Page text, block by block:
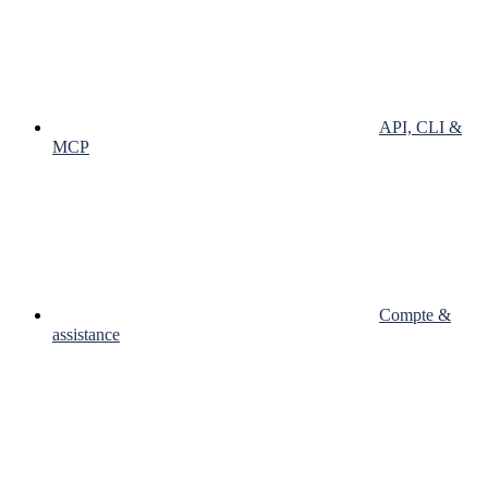
API, CLI &
MCP
Compte &
assistance